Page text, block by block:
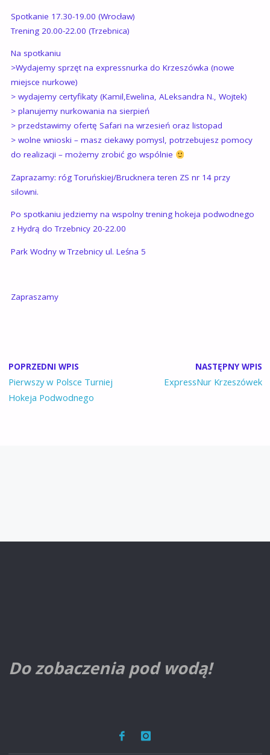
Spotkanie 17.30-19.00 (Wrocław)
Trening 20.00-22.00 (Trzebnica)
Na spotkaniu
>Wydajemy sprzęt na expressnurka do Krzeszówka (nowe
miejsce nurkowe)
> wydajemy certyfikaty (Kamil,Ewelina, ALeksandra N., Wojtek)
> planujemy nurkowania na sierpień
> przedstawimy ofertę Safari na wrzesień oraz listopad
> wolne wnioski – masz ciekawy pomysl, potrzebujesz pomocy
do realizacji – możemy zrobić go wspólnie
Zaprazamy: róg Toruńskiej/Brucknera teren ZS nr 14 przy
silowni.
Po spotkaniu jedziemy na wspolny trening hokeja podwodnego
z Hydrą do Trzebnicy 20-22.00
Park Wodny w Trzebnicy ul. Leśna 5
Zapraszamy
POPRZEDNI WPIS
Pierwszy w Polsce Turniej
Hokeja Podwodnego
NASTĘPNY WPIS
ExpressNur Krzeszówek
Do zobaczenia pod wodą!